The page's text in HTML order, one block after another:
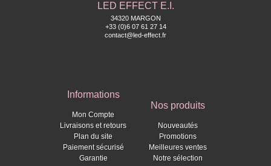
LED EFFECT E.I.
34320 MARGON
+33 (0)6 07 61 27 14
contact@led-effect.fr
Informations
Mon Compte
Livraisons et retours
Plan du site
Paiement sécurisé
Garantie
Nos produits
Nouveautés
Promotions
Meilleures ventes
Notre sélection